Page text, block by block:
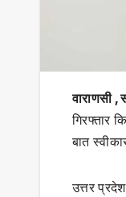
वाराणसी
गिरफ्तार
बात
उत्तर